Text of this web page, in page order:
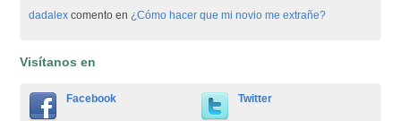
dadalex comento en¿Cómo hacer que mi novio me extrañe?
Visítanos en
Facebook Twitter